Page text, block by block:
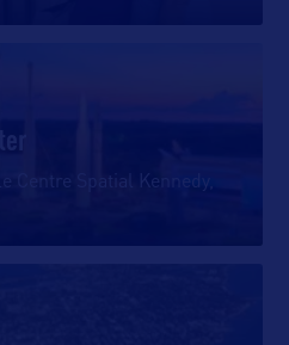
Centre Spatial Kennedy,